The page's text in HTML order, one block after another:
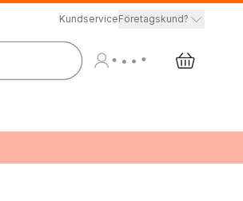
KundserviceFöretagskund?